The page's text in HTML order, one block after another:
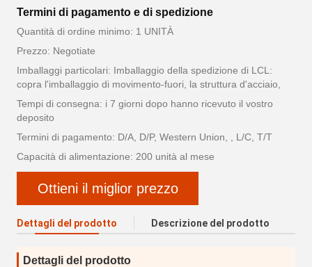
Termini di pagamento e di spedizione
Quantità di ordine minimo: 1 UNITÀ
Prezzo: Negotiate
Imballaggi particolari: Imballaggio della spedizione di LCL:
copra l'imballaggio di movimento-fuori, la struttura d'acciaio,
Tempi di consegna: i 7 giorni dopo hanno ricevuto il vostro
deposito
Termini di pagamento: D/A, D/P, Western Union, , L/C, T/T
Capacità di alimentazione: 200 unità al mese
Ottieni il miglior prezzo
Dettagli del prodotto Descrizione del prodotto
Dettagli del prodotto